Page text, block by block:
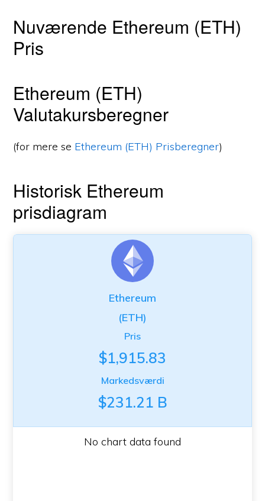
Nuværende Ethereum (ETH)
Pris
Ethereum (ETH)
Valutakursberegner
(for mere se Ethereum (ETH) Prisberegner)
Historisk Ethereum
prisdiagram
Ethereum
(ETH)
Pris
$1,915.83
Markedsværdi
$231.21 B
No chart data found